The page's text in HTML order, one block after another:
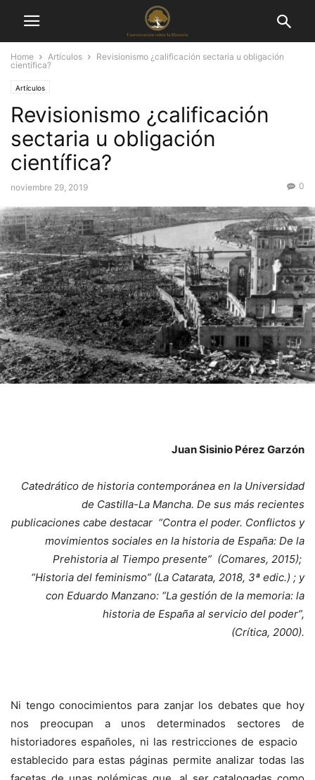
Home Artículos
Revisionismo ¿calificación sectaria u obligación
científica?
Artículos
Revisionismo ¿calificación
sectaria u obligación
científica?
noviembre 29, 2019 0
Juan Sisinio Pérez Garzón
Catedrático de historia contemporánea en la Universidad
de Castilla-La Mancha. De sus más recientes
publicaciones cabe destacar “Contra el poder. Conflictos y
movimientos sociales en la historia de España: De la
Prehistoria al Tiempo presente” (Comares, 2015);
“Historia del feminismo” (La Catarata, 2018, 3ª edic.) ; y
con Eduardo Manzano: “La gestión de la memoria: la
historia de España al servicio del poder”,
(Crítica, 2000).
Ni tengo conocimientos para zanjar los debates que hoy
nos preocupan a unos determinados sectores de
historiadores españoles, ni las restricciones de espacio
establecido para estas páginas permite analizar todas las